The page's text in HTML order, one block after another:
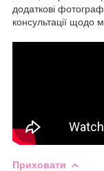
додаткові
консультації щодо
Приховати